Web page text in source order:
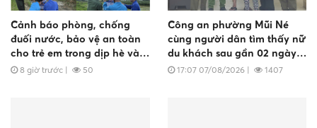
Cảnh báo phòng, chống
đuối nước, bảo vệ an toàn
cho trẻ em trong dịp hè và
mùa mưa bão trên địa bàn
8 giờ trước | 50
Công an phường Mũi Né
cùng người dân tìm thấy nữ
du khách sau gần 02 ngày
đi lạc
17:07 07/08/2026| 1407